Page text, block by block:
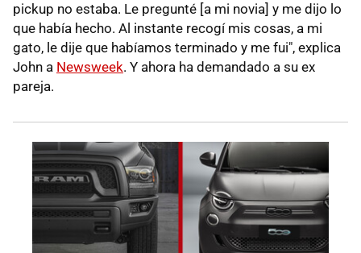
pickup no estaba. Le pregunté [a mi novia] y me dijo lo
que había hecho. Al instante recogí mis cosas, a mi
gato, le dije que habíamos terminado y me fui", explica
John a Newsweek. Y ahora ha demandado a su ex
pareja.